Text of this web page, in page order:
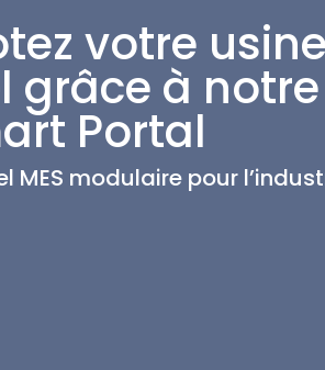
votre
grâce à
Portal
MES modulaire pour